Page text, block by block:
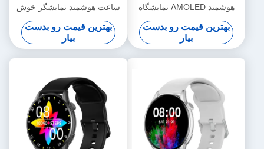
هوشمند AMOLED نمایشگاه
شیک ساعت هوشمند زنانه
بهترین قیمت رو بدست
بیار
ساعت هوشمند نمایشگر خوش
سلیقه ساعت هوشمند زنانه
بهترین قیمت رو بدست
بیار